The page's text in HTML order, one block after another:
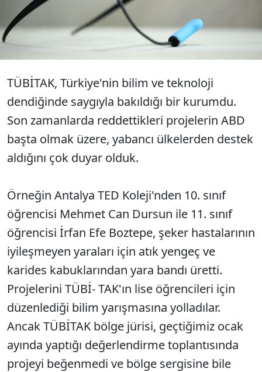
reddetti...
TÜBİTAK, Türkiye'nin bilim ve teknoloji
dendiğinde saygıyla bakıldığı bir kurumdu.
Son zamanlarda reddettikleri projelerin ABD
başta olmak üzere, yabancı ülkelerden destek
aldığını çok duyar olduk.
Örneğin Antalya TED Koleji'nden 10. sınıf
öğrencisi Mehmet Can Dursun ile 11. sınıf
öğrencisi İrfan Efe Boztepe, şeker hastalarının
iyileşmeyen yaraları için atık yengeç ve
karides kabuklarından yara bandı üretti.
Projelerini TÜBİ- TAK'ın lise öğrencileri için
düzenlediği bilim yarışmasına yolladılar.
Ancak TÜBİTAK bölge jürisi, geçtiğimiz ocak
ayında yaptığı değerlendirme toplantısında
projeyi beğenmedi ve bölge sergisine bile